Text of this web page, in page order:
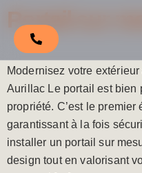
Portail sur
Modernisez votre
Aurillac Le portail est bien
propriété. C’est le
garantissant à la fois
installer un portail sur
design tout en valorisant